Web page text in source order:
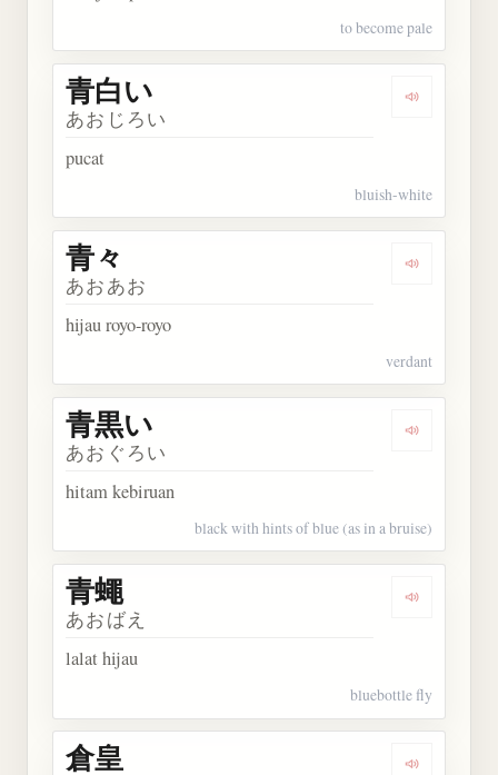
to become pale
Dengarkan
青白い
あおじろい
pucat
bluish-white
Dengarkan
青々
あおあお
hijau royo-royo
verdant
Dengarkan
青黒い
あおぐろい
hitam kebiruan
black with hints of blue (as in a bruise)
Dengarkan
青蠅
あおばえ
lalat hijau
bluebottle fly
倉皇